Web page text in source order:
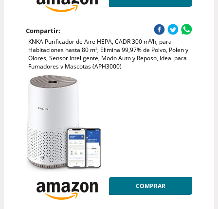
Compartir:
KNKA Purificador de Aire HEPA, CADR 300 m³/h, para
Habitaciones hasta 80 m², Elimina 99,97% de Polvo, Polen y
Olores, Sensor Inteligente, Modo Auto y Reposo, Ideal para
Fumadores y Mascotas (APH3000)
COMPRAR